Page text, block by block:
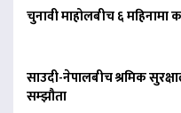
चुनावी माहोलबीच ६ महिनामा
साउदी-नेपालबीच श्रमिक
सम्झौता